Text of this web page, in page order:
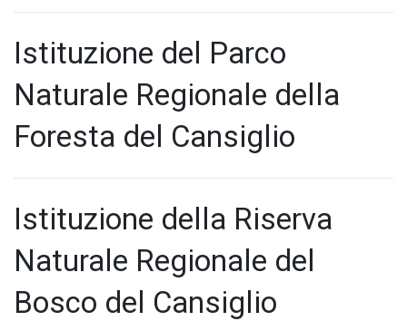
Istituzione del Parco
Naturale Regionale della
Foresta del Cansiglio
Istituzione della Riserva
Naturale Regionale del
Bosco del Cansiglio